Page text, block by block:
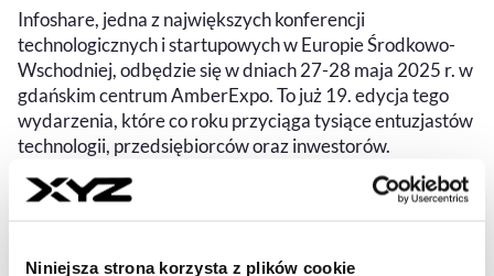
Niniejsza strona korzysta z plików cookie
Infoshare, jedna z największych konferencji
technologicznych i startupowych w Europie Środkowo-
Wschodniej, odbędzie się w dniach 27-28 maja 2025 r. w
gdańskim centrum AmberExpo. To już 19. edycja tego
wydarzenia, które co roku przyciąga tysiące entuzjastów
technologii, przedsiębiorców oraz inwestorów.
MATERIAŁ PARTNERA
- AUTOR ARTYKUŁU - PROFIL
2 z 2